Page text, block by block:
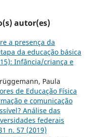
autor(es)
a presença da
da educação básica
Infância/criança e
Paula
de Educação Física
e comunicação
Análise das
federais
n. 57 (2019)